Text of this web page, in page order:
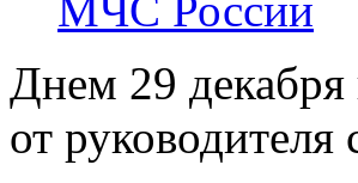
МЧС России
Днем 29
от